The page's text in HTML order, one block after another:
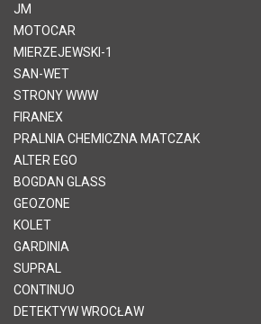
JM
MOTOCAR
MIERZEJEWSKI-1
SAN-WET
STRONY WWW
FIRANEX
PRALNIA CHEMICZNA MATCZAK
ALTER EGO
BOGDAN GLASS
GEOZONE
KOLET
GARDINIA
SUPRAL
CONTINUO
DETEKTYW WROCŁAW